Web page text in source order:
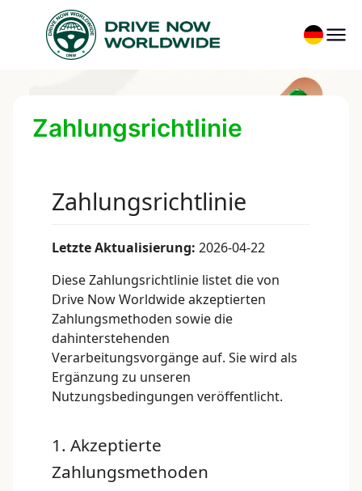
Zahlungsrichtlinie
Zahlungsrichtlinie
Letzte Aktualisierung: 2026-04-22
Diese Zahlungsrichtlinie listet die von
Drive Now Worldwide akzeptierten
Zahlungsmethoden sowie die
dahinterstehenden
Verarbeitungsvorgänge auf. Sie wird als
Ergänzung zu unseren
Nutzungsbedingungen veröffentlicht.
1. Akzeptierte
Zahlungsmethoden